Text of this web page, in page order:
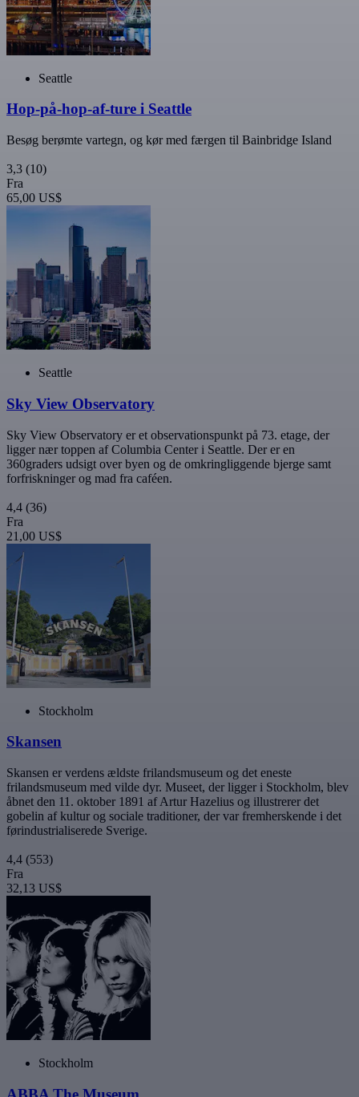
Seattle
Hop-på-hop-af-ture i Seattle
Besøg berømte vartegn, og kør med færgen til Bainbridge Island
3,3 (10)
Fra
65,00 US$
Seattle
Sky View Observatory
Sky View Observatory er et observationspunkt på 73. etage, der
ligger nær toppen af Columbia Center i Seattle. Der er en
360graders udsigt over byen og de omkringliggende bjerge samt
forfriskninger og mad fra caféen.
4,4 (36)
Fra
21,00 US$
Stockholm
Skansen
Skansen er verdens ældste frilandsmuseum og det eneste
frilandsmuseum med vilde dyr. Museet, der ligger i Stockholm, blev
åbnet den 11. oktober 1891 af Artur Hazelius og illustrerer det
gobelin af kultur og sociale traditioner, der var fremherskende i det
førindustrialiserede Sverige.
4,4 (553)
Fra
32,13 US$
Stockholm